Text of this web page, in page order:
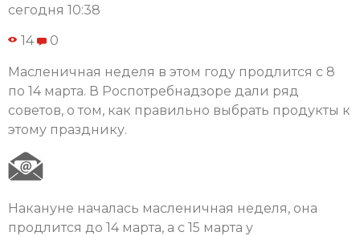
сегодня 10:38
14 0
Масленичная неделя в этом году продлится с 8
по 14 марта. В Роспотребнадзоре дали ряд
советов, о том, как правильно выбрать продукты к
этому празднику.
Накануне началась масленичная неделя, она
продлится до 14 марта, а с 15 марта у